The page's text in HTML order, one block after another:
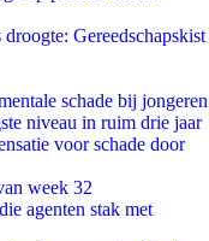
Gereedschapskist
schade bij jongeren
niveau in ruim drie jaar
voor schade door
week 32
agenten stak met